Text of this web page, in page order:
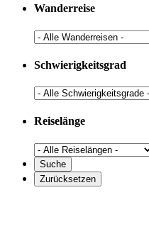
Wanderreise
Schwierigkeitsgrad
Reiselänge